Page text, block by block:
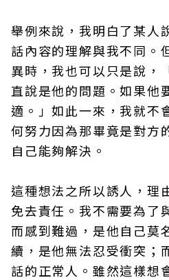
舉例來說，我明白了某人
話內容的理解與我不同。
異時，我也可以只是說，
直說是他的問題。如果他
適。」如此一來，我就不
何努力因為那畢竟是對方
自己能夠解決。
這種想法之所以誘人，理
免去責任。我不需要為了
而感到難過，是他自己莫
續，是他無法忍受衝突；
話的正常人。雖然這樣想